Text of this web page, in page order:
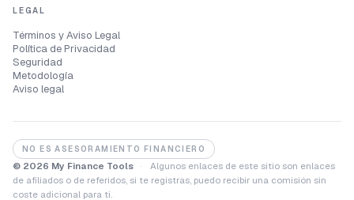
LEGAL
Términos y Aviso Legal
Política de Privacidad
Seguridad
Metodología
Aviso legal
© 2026 My Finance Tools ·
Algunos enlaces de este sitio son enlaces
de afiliados o de referidos, si te registras, puedo recibir una comisión sin
coste adicional para ti.
NO ES ASESORAMIENTO FINANCIERO